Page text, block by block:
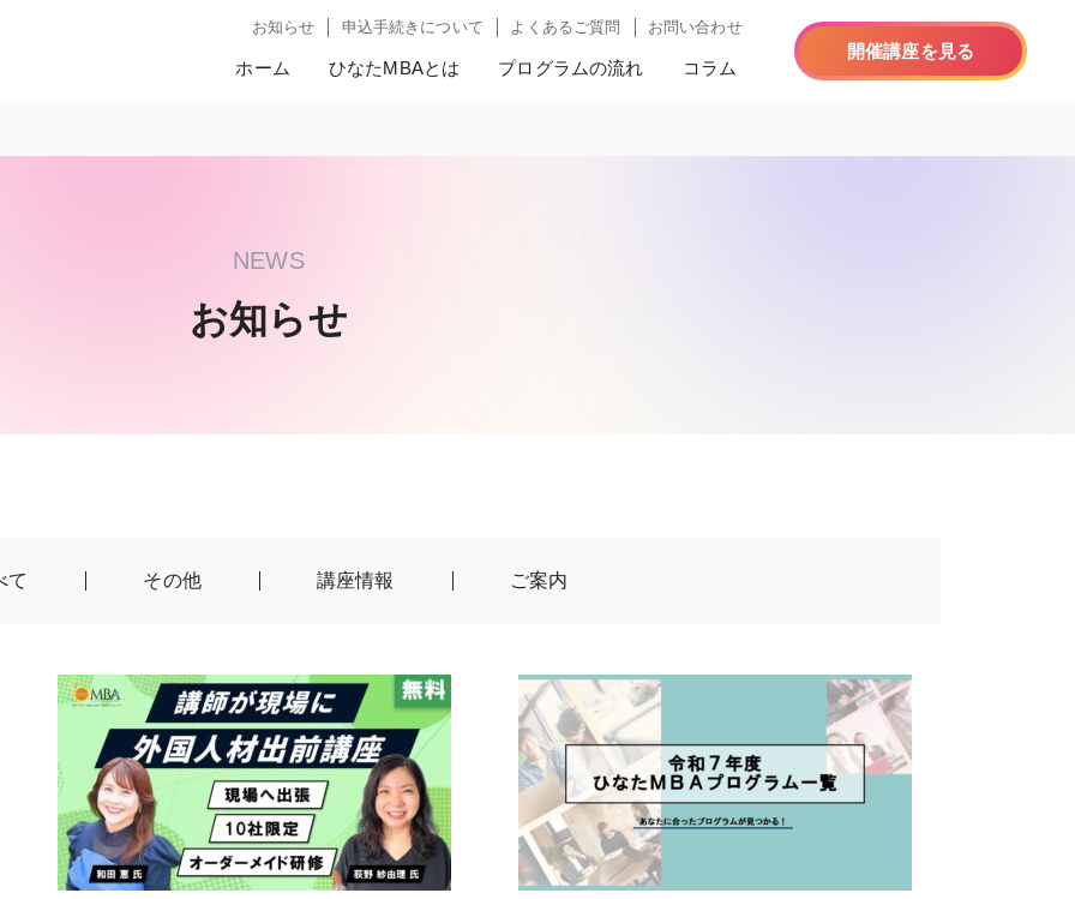
お知らせ 申込手続きについて よくあるご質問 お問い合わせ
ホーム ひなたMBAとは プログラムの流れ コラム
開催講座を見る
お知らせ
て その他 講座情報 ご案内